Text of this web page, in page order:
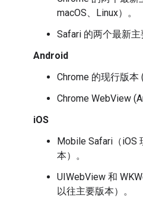
macOS、Linux）。
Safari 的两个最新主
Android
Chrome 的现行版本
Chrome WebView
iOS
Mobile Safari（iOS
本）。
UIWebView 和
以往主要版本）。